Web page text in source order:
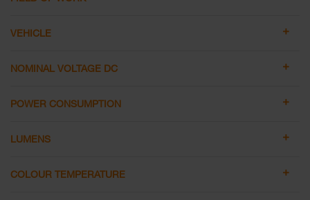
VEHICLE
NOMINAL VOLTAGE DC
POWER CONSUMPTION
LUMENS
COLOUR TEMPERATURE